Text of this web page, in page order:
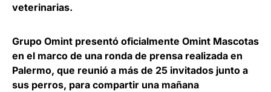
veterinarias.
Grupo Omint presentó oficialmente Omint Mascotas
en el marco de una ronda de prensa realizada en
Palermo, que reunió a más de 25 invitados junto a
sus perros, para compartir una mañana